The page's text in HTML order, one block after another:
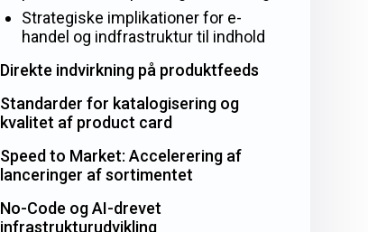
Strategiske implikationer for e-
handel og indfrastruktur til indhold
Direkte indvirkning på produktfeeds
Standarder for katalogisering og
kvalitet af product card
Speed to Market: Accelerering af
lanceringer af sortimentet
No-Code og AI-drevet
infrastrukturudvikling